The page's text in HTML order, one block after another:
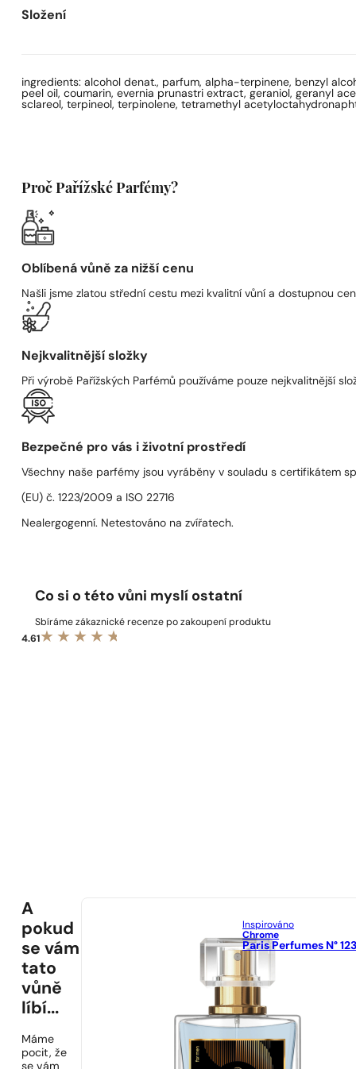
Složení
ingredients: alcohol denat., parfum, alpha-terpinene, benzyl
peel oil, coumarin, evernia prunastri extract, geraniol, geranyl
sclareol, terpineol, terpinolene, tetramethyl
Proč Pařížské Parfémy?
Oblíbená vůně za nižší cenu
Našli jsme zlatou střední cestu mezi kvalitní vůní a dostupnou
Nejkvalitnější složky
Při výrobě Pařížských Parfémů používáme pouze nejkvalitnější
Bezpečné pro vás i životní prostředí
Všechny naše parfémy jsou vyráběny v souladu s certifikátem
(EU) č. 1223/2009 a ISO 22716
Nealergogenní. Netestováno na zvířatech.
Co si o této vůni myslí ostatní
Sbíráme zákaznické recenze po zakoupení produktu
4.61
A
pokud
se vám
tato
vůně
líbí...
Máme
pocit, že
Inspirováno
Chrome
Paris Perfumes N°